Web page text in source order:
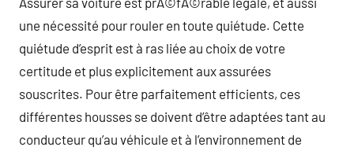
une nécessité pour rouler en toute quiétude. Cette
quiétude d’esprit est à ras liée au choix de votre
certitude et plus explicitement aux assurées
souscrites. Pour être parfaitement efficients, ces
différentes housses se doivent d’être adaptées tant au
conducteur qu’au véhicule et à l’environnement de